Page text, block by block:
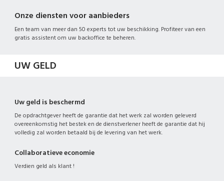
Onze diensten voor aanbieders
Een team van meer dan 50 experts tot uw beschikking. Profiteer van een
gratis assistent om uw backoffice te beheren.
UW GELD
Uw geld is beschermd
De opdrachtgever heeft de garantie dat het werk zal worden geleverd
overeenkomstig het bestek en de dienstverlener heeft de garantie dat hij
volledig zal worden betaald bij de levering van het werk.
Collaboratieve economie
Verdien geld als klant !